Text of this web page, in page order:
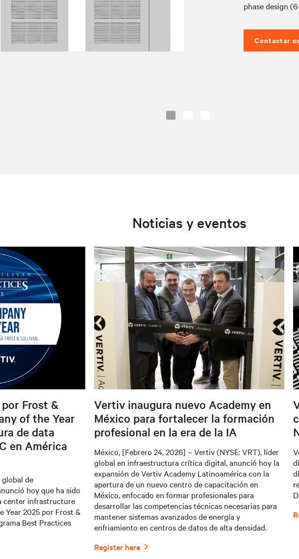
phase design
Contactar
Noticias y eventos
Frost &
of the Year
de data
en América
global de
hoy que ha sido
center infrastructure
Year 2025 por Frost &
Best Practices
Vertiv inaugura nuevo Academy en
México para fortalecer la formación
profesional en la era de la IA
México, [Febrero 24, 2026] – Vertiv (NYSE: VRT), líder
global en infraestructura crítica digital, anunció hoy la
expansión de Vertiv Academy Latinoamérica con la
apertura de un nuevo centro de capacitación en
México, enfocado en formar profesionales para
desarrollar las competencias técnicas necesarias para
mantener sistemas avanzados de energía y
enfriamiento en centros de datos de alta densidad.